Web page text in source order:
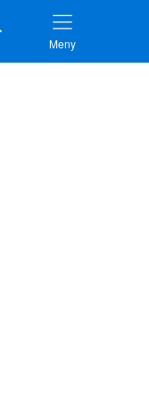
Meny